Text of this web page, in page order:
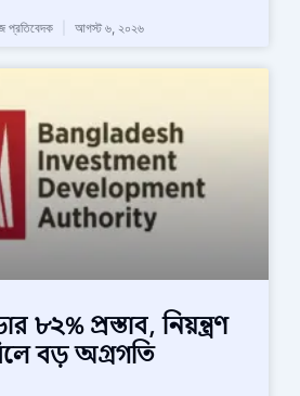
প্রতিবেদক আগস্ট ৬, ২০২৬
৮২% প্রস্তাব, নিয়ন্ত্রণ
বড় অগ্রগতি